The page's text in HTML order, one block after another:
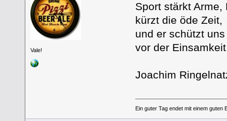
Vale!
Sport stärkt Arme,
kürzt die öde Zeit,
und er schützt
vor der
Joachim
Ein guter Tag endet mit einem guten